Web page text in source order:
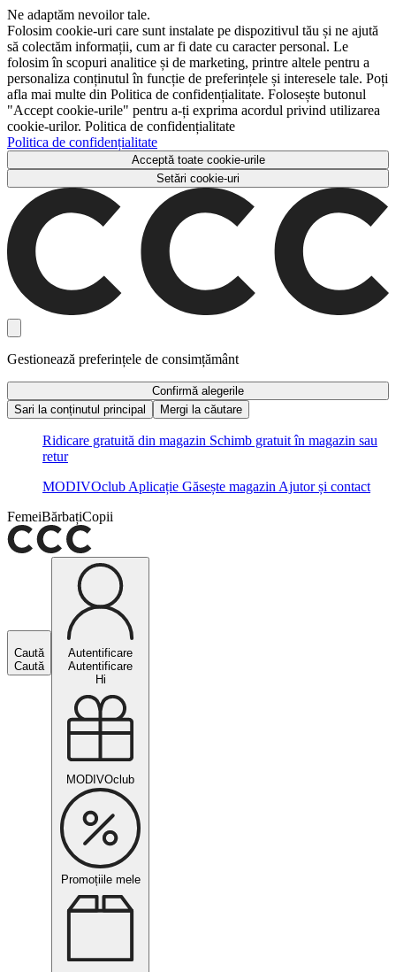
Ne adaptăm nevoilor tale.
Folosim cookie-uri care sunt instalate pe dispozitivul tău și ne ajută
să colectăm informații, cum ar fi date cu caracter personal. Le
folosim în scopuri analitice și de marketing, printre altele pentru a
personaliza conținutul în funcție de preferințele și interesele tale. Poți
afla mai multe din Politica de confidențialitate. Folosește butonul
"Accept cookie-urile" pentru a-ți exprima acordul privind utilizarea
cookie-urilor. Politica de confidențialitate
Politica de confidențialitate
Acceptă toate cookie-urile
Setări cookie-uri
Gestionează preferințele de consimțământ
Confirmă alegerile
Sari la conținutul principal
Mergi la căutare
Ridicare gratuită din magazin Schimb gratuit în magazin sau
retur
MODIVOclub Aplicație Găsește magazin Ajutor și contact
FemeiBărbațiCopii
Caută
Caută
Autentificare
Autentificare
Hi
MODIVOclub
Promoțiile mele